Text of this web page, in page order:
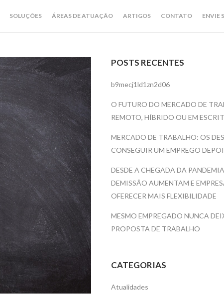
SOLUÇÕES ÁREAS DE ATUAÇÃO ARTIGOS CONTATO ENVIE
POSTS RECENTES
b9mecj1ld1zn2d06
O FUTURO DO MERCADO DE
REMOTO, HÍBRIDO OU EM
MERCADO DE TRABALHO: OS
CONSEGUIR UM EMPREGO
DESDE A CHEGADA DA
DEMISSÃO AUMENTAM E
OFERECER MAIS FLEXIBILIDADE
MESMO EMPREGADO NUNCA
PROPOSTA DE TRABALHO
CATEGORIAS
Atualidades